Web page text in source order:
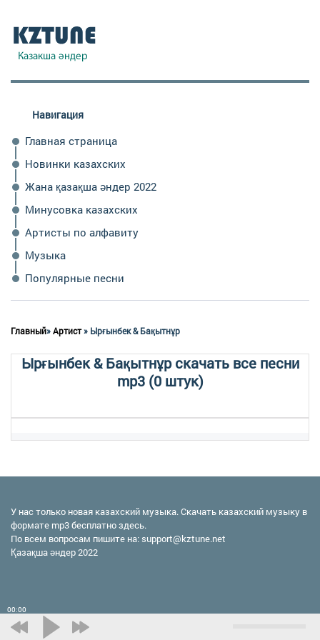
00:00
Навигация
Главная страница
Новинки казахских
Жана қазақша әндер 2022
Минусовка казахских
Артисты по алфавиту
Музыка
Популярные песни
Главный»Артист» Ырғынбек & Бақытнұр
Ырғынбек & Бақытнұр скачать все песни
mp3 (0 штук)
У нас только новая казахский музыка. Скачать казахский музыку в
формате mp3 бесплатно здесь.
По всем вопросам пишите на: support@kztune.net
Қазақша әндер 2022